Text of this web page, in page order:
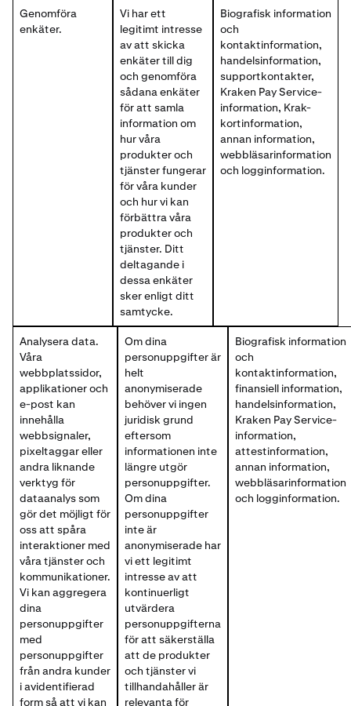
Genomföra
enkäter.
Vi har ett
legitimt intresse
av att skicka
enkäter till dig
och genomföra
sådana enkäter
för att samla
information om
hur våra
produkter och
tjänster fungerar
för våra kunder
och hur vi kan
förbättra våra
produkter och
tjänster. Ditt
deltagande i
dessa enkäter
sker enligt ditt
samtycke.
Biografisk information
och
kontaktinformation,
handelsinformation,
supportkontakter,
Kraken Pay Service-
information, Krak-
kortinformation,
annan information,
webbläsarinformation
och logginformation.
Analysera data.
Våra
webbplatssidor,
applikationer och
e-post kan
innehålla
webbsignaler,
pixeltaggar eller
andra liknande
verktyg för
dataanalys som
gör det möjligt för
oss att spåra
interaktioner med
våra tjänster och
kommunikationer.
Vi kan aggregera
dina
personuppgifter
med
personuppgifter
från andra kunder
i avidentifierad
form så att vi kan
Om dina
personuppgifter är
helt
anonymiserade
behöver vi ingen
juridisk grund
eftersom
informationen inte
längre utgör
personuppgifter.
Om dina
personuppgifter
inte är
anonymiserade har
vi ett legitimt
intresse av att
kontinuerligt
utvärdera
personuppgifterna
för att säkerställa
att de produkter
och tjänster vi
tillhandahåller är
relevanta för
Biografisk information
och
kontaktinformation,
finansiell information,
handelsinformation,
Kraken Pay Service-
information,
attestinformation,
annan information,
webbläsarinformation
och logginformation.